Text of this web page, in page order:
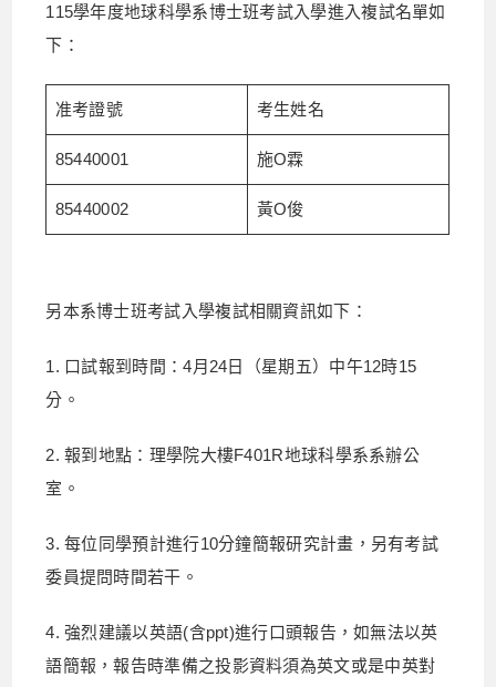
115學年度地球科學系博士班考試入學進入複試名單如
下：
准考證號 考生姓名
85440001 施O霖
85440002 黃O俊
另本系博士班考試入學複試相關資訊如下：
1. 口試報到時間：4月24日（星期五）中午12時15
分。
2. 報到地點：理學院大樓F401R地球科學系系辦公
室。
3. 每位同學預計進行10分鐘簡報研究計畫，另有考試
委員提問時間若干。
4. 強烈建議以英語(含ppt)進行口頭報告，如無法以英
語簡報，報告時準備之投影資料須為英文或是中英對